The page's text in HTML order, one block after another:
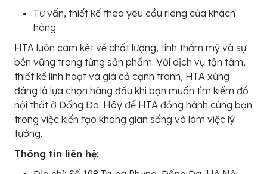
Tư vấn, thiết kế theo yêu cầu riêng của khách
hàng.
HTA luôn cam kết về chất lượng, tính thẩm mỹ và sự
bền vững trong từng sản phẩm. Với dịch vụ tận tâm,
thiết kế linh hoạt và giá cả cạnh tranh, HTA xứng
đáng là lựa chọn hàng đầu khi bạn muốn tìm kiếm đồ
nội thất ở Đống Đa. Hãy để HTA đồng hành cùng bạn
trong việc kiến tạo không gian sống và làm việc lý
tưởng.
Thông tin liên hệ: